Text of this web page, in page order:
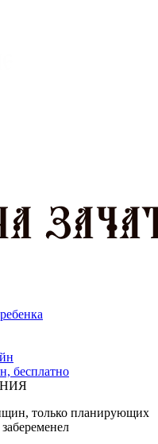
бесплатно
только планирующих